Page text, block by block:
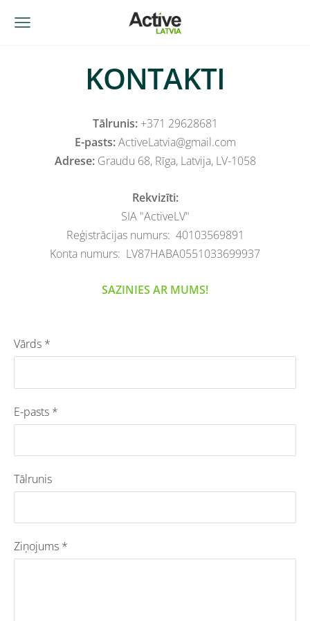
KONTAKTI
Tālrunis:+371 29628681
E-pasts:ActiveLatvia@gmail.com
Adrese: Graudu 68, Rīga, Latvija, LV-1058
Rekvizīti:
SIA "ActiveLV"
Reģistrācijas numurs: 40103569891
Konta numurs: LV87HABA0551033699937
SAZINIES AR MUMS!
Vārds *
E-pasts *
Tālrunis
Ziņojums *